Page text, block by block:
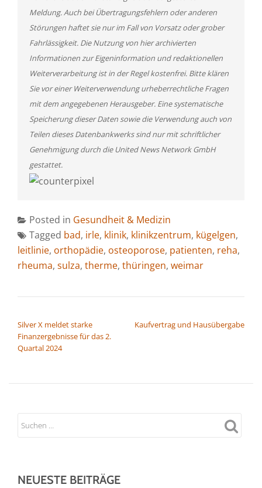
Meldung. Auch bei Übertragungsfehlern oder anderen
Störungen haftet sie nur im Fall von Vorsatz oder grober
Fahrlässigkeit. Die Nutzung von hier archivierten
Informationen zur Eigeninformation und redaktionellen
Weiterverarbeitung ist in der Regel kostenfrei. Bitte klären
Sie vor einer Weiterverwendung urheberrechtliche Fragen
mit dem angegebenen Herausgeber. Eine systematische
Speicherung dieser Daten sowie die Verwendung auch von
Teilen dieses Datenbankwerks sind nur mit schriftlicher
Genehmigung durch die United News Network GmbH
gestattet.
Posted in Gesundheit & Medizin
Tagged bad, irle, klinik, klinikzentrum, kügelgen,
leitlinie, orthopädie, osteoporose, patienten, reha,
rheuma, sulza, therme, thüringen, weimar
Silver X meldet starke
Finanzergebnisse für das 2.
Quartal 2024
Kaufvertrag und Hausübergabe
NEUESTE BEITRÄGE